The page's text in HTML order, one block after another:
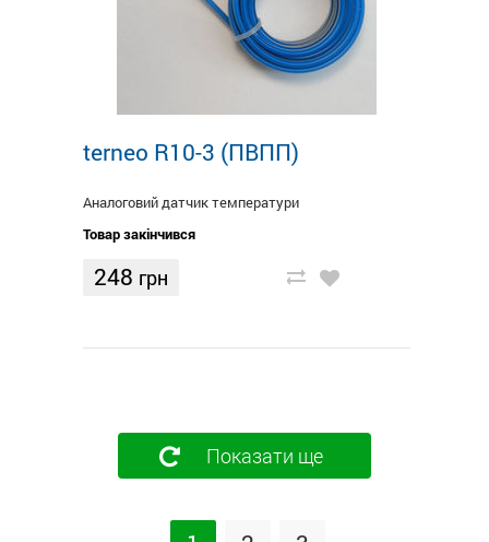
terneo R10-3 (ПВПП)
Аналоговий датчик температури
Товар закінчився
248 грн
Показати ще